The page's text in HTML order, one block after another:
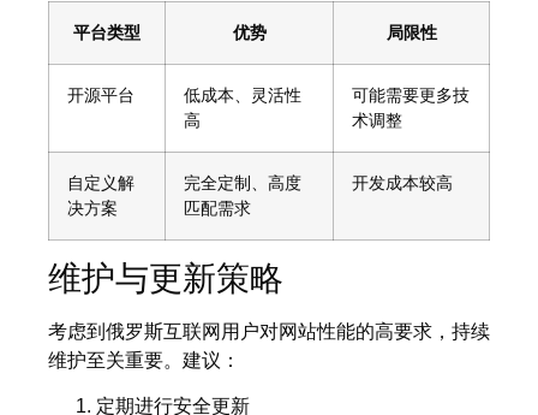
平台类型 优势 局限性
开源平台
低成本、灵活性
高
可能需要更多技
术调整
自定义解
决方案
完全定制、高度
匹配需求
开发成本较高
维护与更新策略
考虑到俄罗斯互联网用户对网站性能的高要求，持续
维护至关重要。建议：
定期进行安全更新